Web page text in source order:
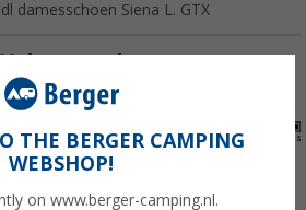
damesschoen Siena L. GTX
damesschoen
THE BERGER CAMPING
WEBSHOP!
on www.berger-camping.nl.